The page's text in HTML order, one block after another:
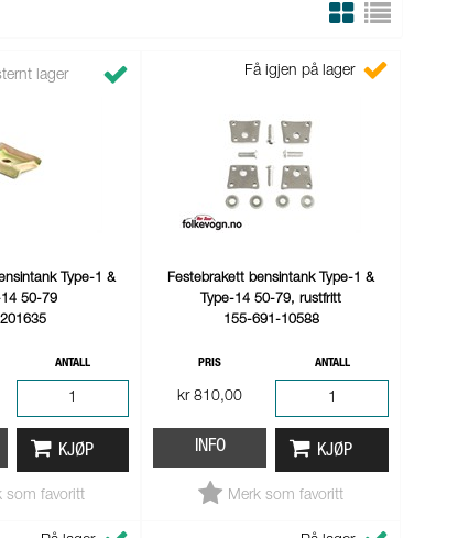
lager
Type-1 &
14 50-79
ANTALL
KJØP
som favoritt
Få igjen på lager
Festebrakett bensintank Type-1 &
Type-14 50-79, rustfritt
155-691-10588
PRIS
kr 810,00
ANTALL
INFO KJØP
Merk som favoritt